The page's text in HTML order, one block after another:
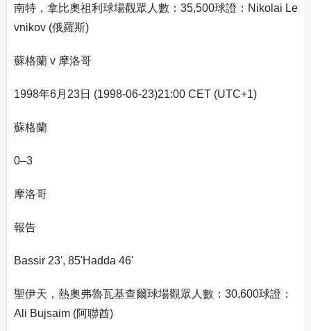
南特，拿比奧祖利球場觀眾人數：35,500球證：Nikolai Le
vnikov (俄羅斯)
蘇格蘭 v 摩洛哥
1998年6月23日 (1998-06-23)21:00 CET (UTC+1)
蘇格蘭
0–3
摩洛哥
報告
Bassir 23', 85'Hadda 46'
聖伊天，熱奧弗魯瓦基查爾球場觀眾人數：30,600球證：
Ali Bujsaim (阿聯酋)